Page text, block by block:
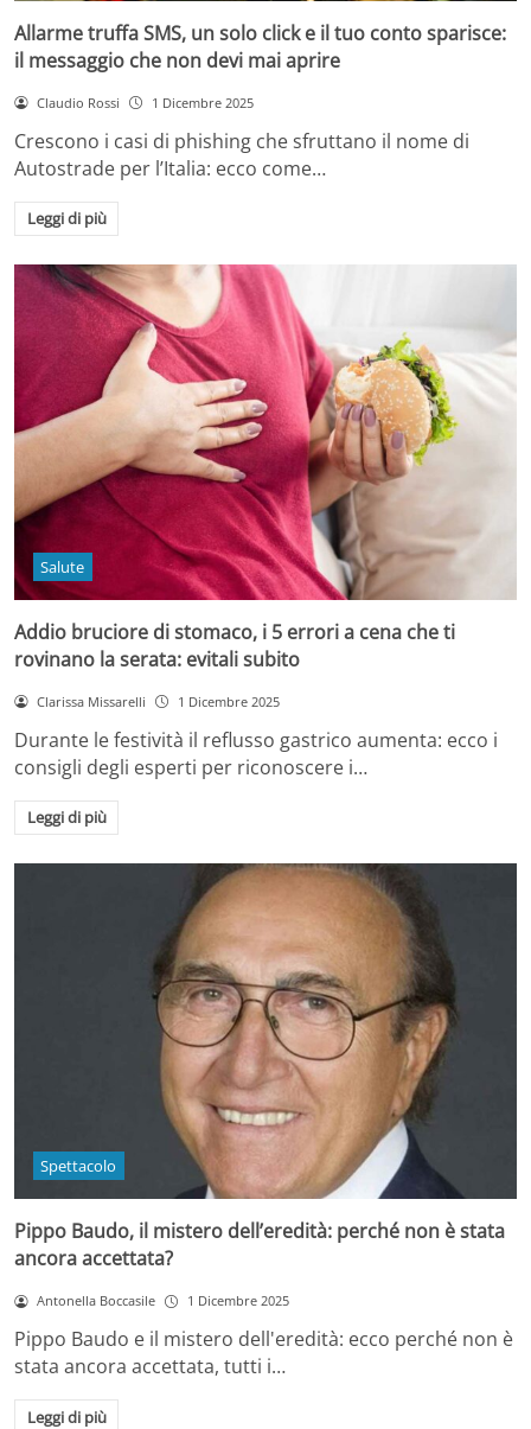
Allarme truffa SMS, un solo click e il tuo conto sparisce:
il messaggio che non devi mai aprire
Claudio Rossi 1 Dicembre 2025
Crescono i casi di phishing che sfruttano il nome di
Autostrade per l’Italia: ecco come…
Leggi di più
Salute
Addio bruciore di stomaco, i 5 errori a cena che ti
rovinano la serata: evitali subito
Clarissa Missarelli 1 Dicembre 2025
Durante le festività il reflusso gastrico aumenta: ecco i
consigli degli esperti per riconoscere i…
Leggi di più
Spettacolo
Pippo Baudo, il mistero dell’eredità: perché non è stata
ancora accettata?
Antonella Boccasile 1 Dicembre 2025
Pippo Baudo e il mistero dell'eredità: ecco perché non è
stata ancora accettata, tutti i…
Leggi di più